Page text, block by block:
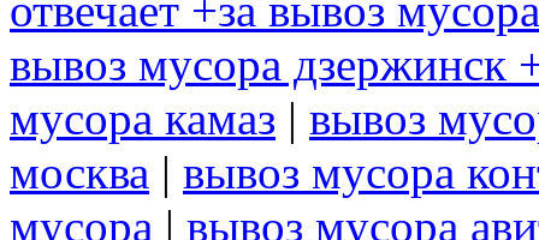
отвечает +за вывоз мусора
вывоз мусора дзержинск
мусора камаз | вывоз
москва | вывоз мусора
мусора | вывоз мусора